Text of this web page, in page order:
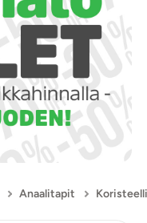
Anaalitapit